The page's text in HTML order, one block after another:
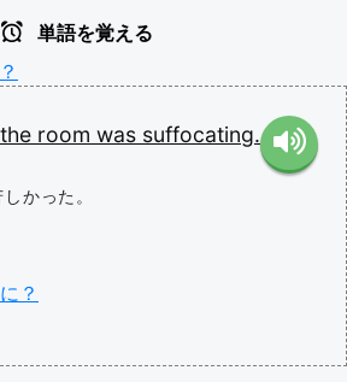
単語を覚える
the room was suffocating.
かった。
？